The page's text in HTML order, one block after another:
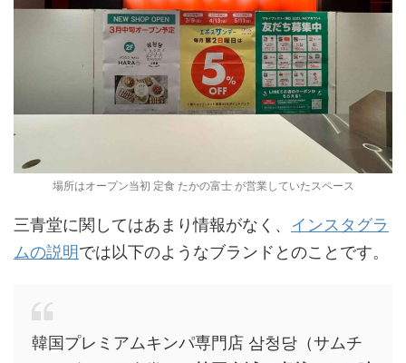
場所はオープン当初 定食 たかの富士 が営業していたスペース
三青堂に関してはあまり情報がなく、 インスタグラ
ムの説明では以下のようなブランドとのことです。
韓国プレミアムキンパ専門店 삼청당（サムチ